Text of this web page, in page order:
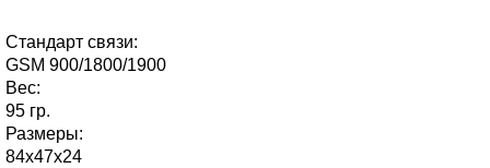
Стандарт связи:
GSM 900/1800/1900
Вес:
95 гр.
Размеры:
84х47х24